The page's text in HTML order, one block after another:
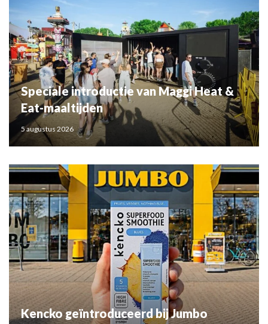
Speciale introductie van Maggi Heat &
Eat-maaltijden
5 augustus 2026
Kencko geïntroduceerd bij Jumbo